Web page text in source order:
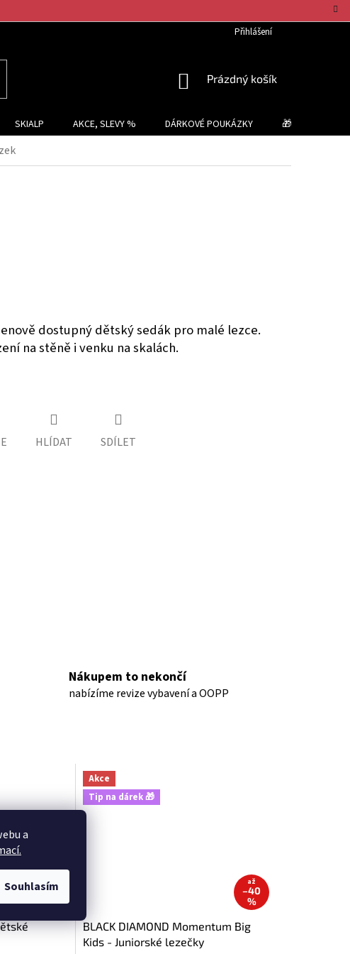
a
Souhlasím
Přihlášení
NÁKUPNÍ
Prázdný košík
SKIALP AKCE, SLEVY % DÁRKOVÉ POUKÁZKY 🎁 TIPY NA
dostupný dětský sedák pro malé lezce.
na stěně i venku na skalách.
HLÍDAT SDÍLET
Nákupem to nekončí
nabízíme revize vybavení a OOPP
–16
Akce
Tip na dárek 🎁
až
–40
%
BLACK DIAMOND Momentum Big
Kids - Juniorské lezečky